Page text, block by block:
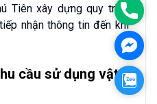
Tiên xây dựng quy trình
nhận thông tin đến khi
cầu sử dụng vật
Zalo